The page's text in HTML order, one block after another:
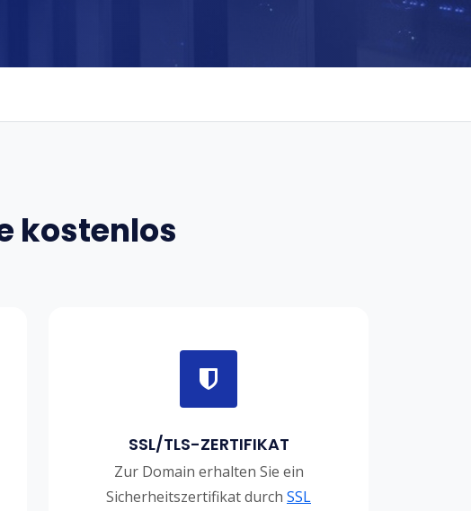
kostenlos
SSL/TLS-ZERTIFIKAT
Zur Domain erhalten Sie ein
Sicherheitszertifikat durch SSL